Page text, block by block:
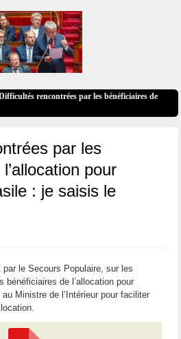
rencontrées par les bénéficiaires de
par les
pour
: je saisis le
le Secours Populaire, sur les
bénéficiaires de l’allocation pour
au Ministre de l’Intérieur pour faciliter